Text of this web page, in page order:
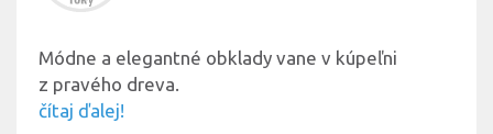
Módne a elegantné obklady vane v kúpeľni
z pravého dreva.
čítaj ďalej!